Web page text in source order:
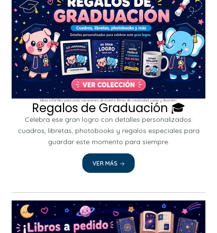
Ideas infantiles para unas vacaciones de invierno llenas de creatividad, juego y diversión.
Regalos de Graduación 🎓
Celebra ese gran logro con detalles personalizados:
cuadros, libretas, photobooks y regalos especiales para
guardar este momento para siempre.
VER MÁS